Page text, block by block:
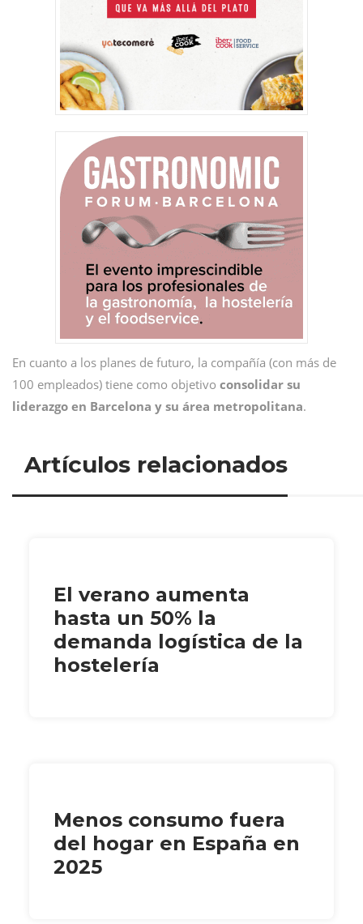
En cuanto a los planes de futuro, la compañía (con más de
100 empleados) tiene como objetivo consolidar su
liderazgo en Barcelona y su área metropolitana.
Artículos relacionados
El verano aumenta
hasta un 50% la
demanda logística de la
hostelería
Menos consumo fuera
del hogar en España en
2025